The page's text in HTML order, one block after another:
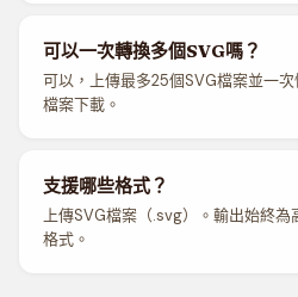
可以一次轉換多個SVG嗎？
可以，上傳最多25個SVG檔案並一
檔案下載。
支援哪些格式？
上傳SVG檔案（.svg）。輸出始終
格式。